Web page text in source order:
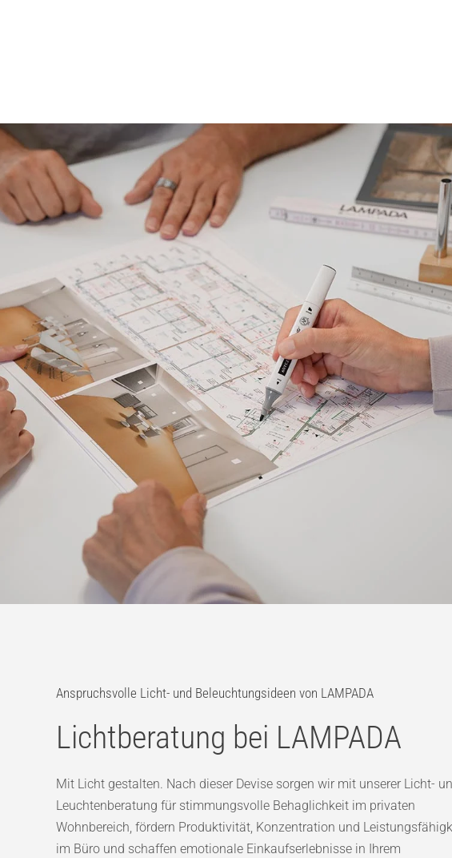
Anspruchsvolle Licht- und Beleuchtungsideen von LAMPADA
Lichtberatung bei LAMPADA
Mit Licht gestalten. Nach dieser Devise sorgen wir mit unserer Licht-
Leuchtenberatung für stimmungsvolle Behaglichkeit im privaten
Wohnbereich, fördern Produktivität, Konzentration und
im Büro und schaffen emotionale Einkaufserlebnisse in Ihrem